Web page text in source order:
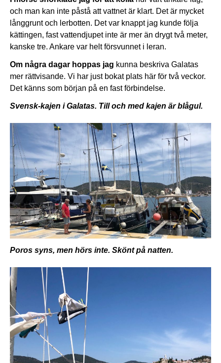
och man kan inte påstå att vattnet är klart. Det är mycket
långgrunt och lerbotten. Det var knappt jag kunde följa
kättingen, fast vattendjupet inte är mer än drygt två meter,
kanske tre. Ankare var helt försvunnet i leran.
Om några dagar hoppas jag kunna beskriva Galatas
mer rättvisande. Vi har just bokat plats här för två veckor.
Det känns som början på en fast förbindelse.
Svensk-kajen i Galatas. Till och med kajen är blågul.
Poros syns, men hörs inte. Skönt på natten.